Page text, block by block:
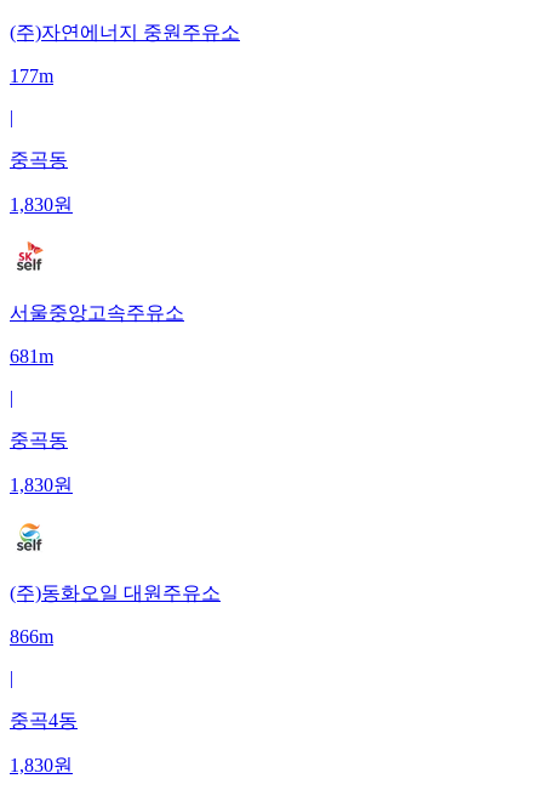
(주)자연에너지 중원주유소
177m
|
중곡동
1,830원
서울중앙고속주유소
681m
|
중곡동
1,830원
(주)동화오일 대원주유소
866m
|
중곡4동
1,830원